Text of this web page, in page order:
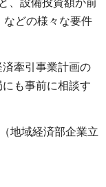
、設備投資額が前
などの様々な要件
牽引事業計画の
も事前に相談す
地域経済部企業立